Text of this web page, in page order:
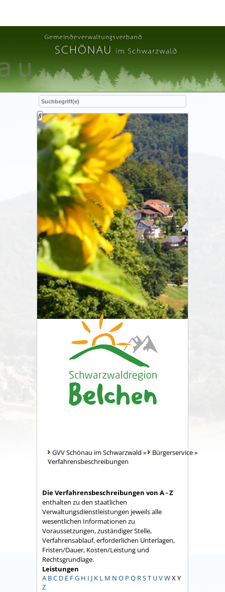
GVV Schönau im Schwarzwald » Bürgerservice»
Verfahrensbeschreibungen
Die Verfahrensbeschreibungen von A - Z
enthalten zu den staatlichen
Verwaltungsdienstleistungen jeweils alle
wesentlichen Informationen zu
Voraussetzungen, zuständiger Stelle,
Verfahrensablauf, erforderlichen Unterlagen,
Fristen/Dauer, Kosten/Leistung und
Rechtsgrundlage.
Leistungen
A BC D E FG H I J K L M N O P Q RST UVWX Y
Z